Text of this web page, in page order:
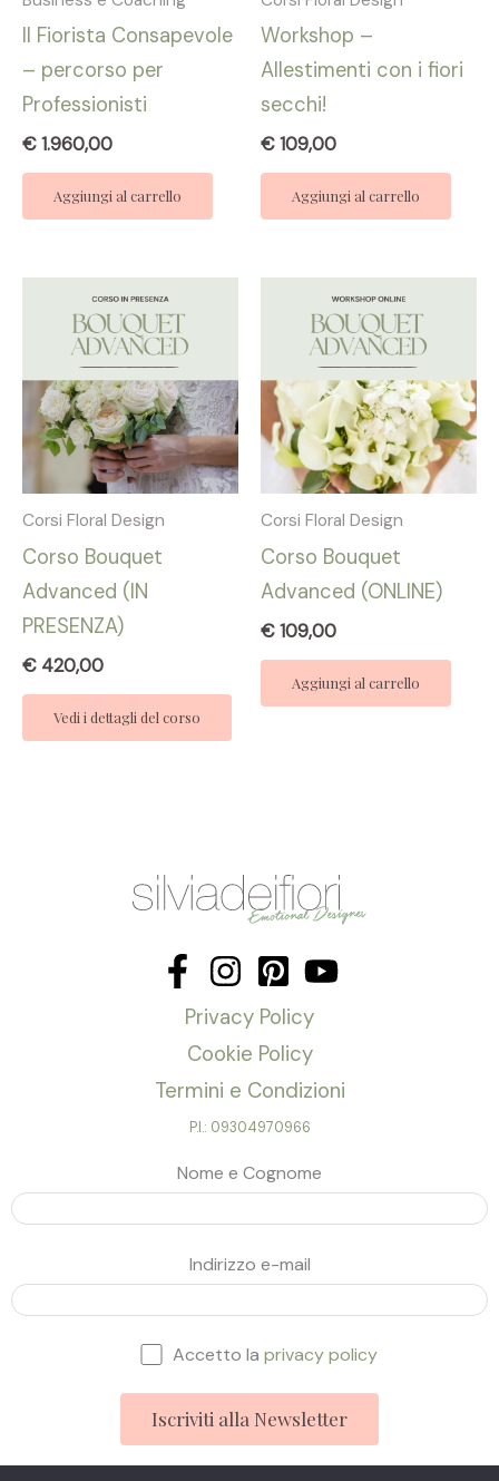
Il Fiorista Consapevole
– percorso per
Professionisti
€1.960,00
Aggiungi al carrello
Workshop –
Allestimenti con i fiori
secchi!
€109,00
Aggiungi al carrello
Corsi Floral Design
Corso Bouquet
Advanced (IN
PRESENZA)
€ 420,00
Vedi i dettagli del corso
Corsi Floral Design
Corso Bouquet
Advanced (ONLINE)
€109,00
Aggiungi al carrello
Privacy Policy
Cookie Policy
Termini e Condizioni
P.I.: 09304970966
Nome e Cognome
Indirizzo e-mail
Accetto laprivacy policy